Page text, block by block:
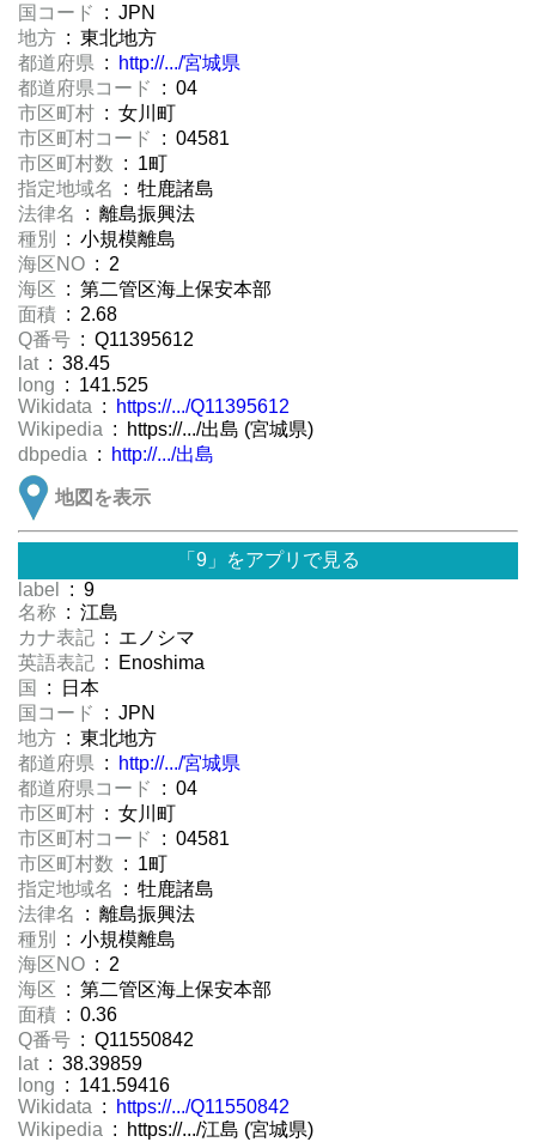
国コード
: JPN
地方 : 東北地方
都道府県 :
http://.../宮城県
都道府県コード
: 04
市区町村 : 女川町
市区町村コード
: 04581
市区町村数 : 1町
指定地域名
: 牡鹿諸島
法律名
: 離島振興法
種別
: 小規模離島
海区NO : 2
海区 : 第二管区海上保安本部
面積 : 2.68
Q番号 : Q11395612
lat : 38.45
long : 141.525
Wikidata :
https://.../Q11395612
Wikipedia : https://.../出島 (宮城県)
dbpedia : http://.../出島
地図を表示
「9」をアプリで見る
label
: 9
名称 : 江島
カナ表記 : エノシマ
英語表記 : Enoshima
国
: 日本
国コード
: JPN
地方 : 東北地方
都道府県 :
http://.../宮城県
都道府県コード
: 04
市区町村 : 女川町
市区町村コード
: 04581
市区町村数 : 1町
指定地域名
: 牡鹿諸島
法律名
: 離島振興法
種別
: 小規模離島
海区NO : 2
海区 : 第二管区海上保安本部
面積 : 0.36
Q番号 : Q11550842
lat : 38.39859
long : 141.59416
Wikidata :
https://.../Q11550842
Wikipedia : https://.../江島 (宮城県)